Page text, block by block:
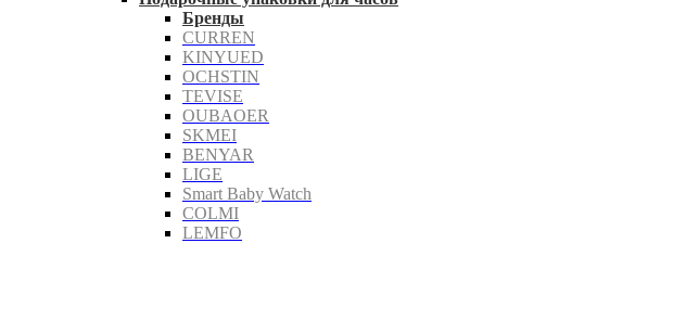
Бренды
CURREN
KINYUED
OCHSTIN
TEVISE
OUBAOER
SKMEI
BENYAR
LIGE
Smart Baby Watch
COLMI
LEMFO